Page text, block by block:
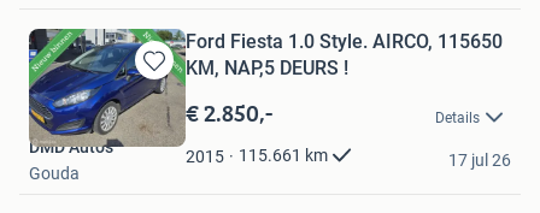
Bewaren
in
Mijn
Favorieten
Ford Fiesta 1.0 Style. AIRCO, 115650
KM, NAP,5 DEURS !
€ 2.850,- Details
2015 115.661 km
DMD Auto's
Gouda
17 jul 26